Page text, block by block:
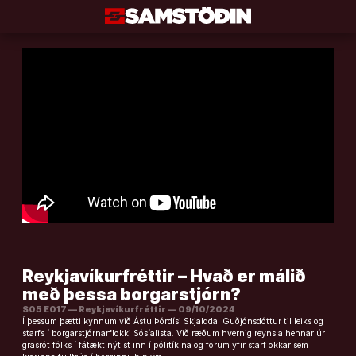
Reykjavíkurfréttir – Hvað er málið
með þessa borgarstjórn?
S05 E017 — Reykjavíkurfréttir — 09/10/2024
Í þessum þætti kynnum við Ástu Þórdísi Skjalddal Guðjónsdóttur til leiks og
starfs í borgarstjórnarflokki Sósíalista. Við ræðum hvernig reynsla hennar úr
grasrót fólks í fátækt nýtist inn í pólitíkina og förum yfir starf okkar sem